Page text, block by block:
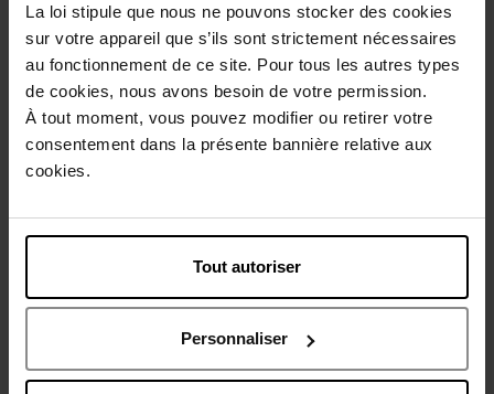
La loi stipule que nous ne pouvons stocker des cookies
sur votre appareil que s’ils sont strictement nécessaires
au fonctionnement de ce site. Pour tous les autres types
de cookies, nous avons besoin de votre permission.
À tout moment, vous pouvez modifier ou retirer votre
consentement dans la présente bannière relative aux
cookies.
Tout autoriser
Personnaliser
Beschrijving
Gebruiksadvies
Karakteristieken
Nog iets vergeten ?